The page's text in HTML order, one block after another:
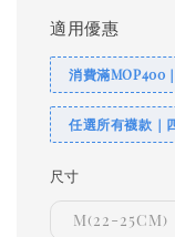
適用優惠
消費滿MOP400
任選所有襪款｜
尺寸
M(22-25CM)